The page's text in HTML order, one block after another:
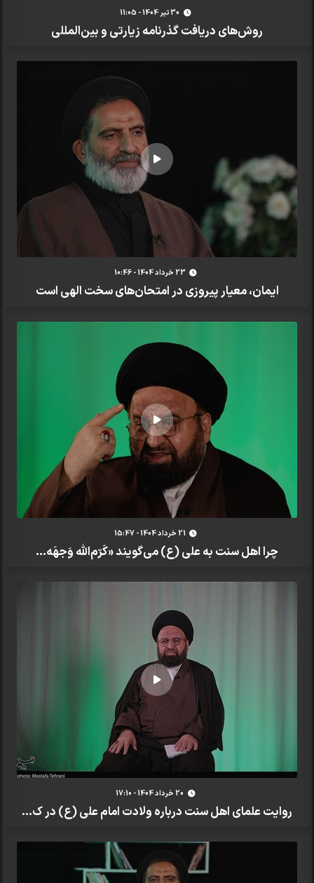
30 تير 1404 - 11:05
روش‌های دریافت گذرنامه زیارتی و بین‌المللی
23 خرداد 1404 - 10:46
ایمان، معیار پیروزی در امتحان‌های سخت الهی است
21 خرداد 1404 - 15:47
چرا اهل سنت به علی (ع) می‌گویند «کَرّم‌الله وَجهَه...
20 خرداد 1404 - 17:10
روایت علمای اهل سنت درباره ولادت امام علی (ع) در ک...